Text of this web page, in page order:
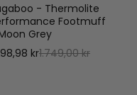
- Thermolite
Footmuff
Grey
kr1.749,00 kr